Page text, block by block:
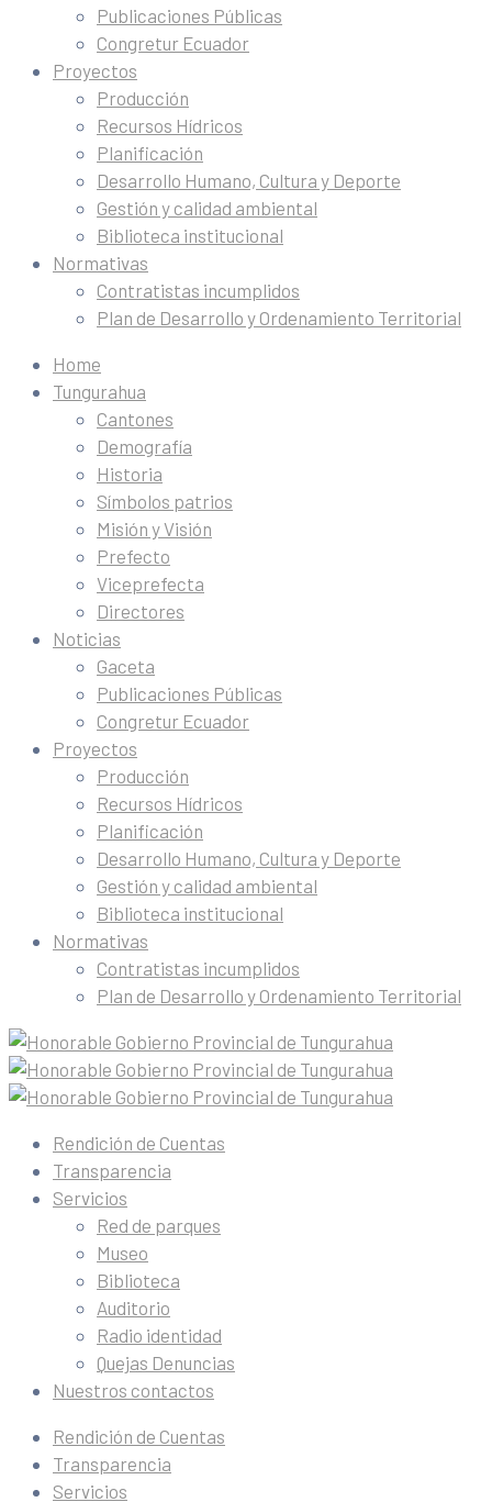
Publicaciones Públicas
Congretur Ecuador
Proyectos
Producción
Recursos Hídricos
Planificación
Desarrollo Humano, Cultura y Deporte
Gestión y calidad ambiental
Biblioteca institucional
Normativas
Contratistas incumplidos
Plan de Desarrollo y Ordenamiento Territorial
Home
Tungurahua
Cantones
Demografía
Historia
Símbolos patrios
Misión y Visión
Prefecto
Viceprefecta
Directores
Noticias
Gaceta
Publicaciones Públicas
Congretur Ecuador
Proyectos
Producción
Recursos Hídricos
Planificación
Desarrollo Humano, Cultura y Deporte
Gestión y calidad ambiental
Biblioteca institucional
Normativas
Contratistas incumplidos
Plan de Desarrollo y Ordenamiento Territorial
Rendición de Cuentas
Transparencia
Servicios
Red de parques
Museo
Biblioteca
Auditorio
Radio identidad
Quejas Denuncias
Nuestros contactos
Rendición de Cuentas
Transparencia
Servicios